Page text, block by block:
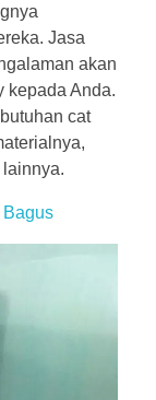
Jasa
akan
kepada Anda.
cat
Bagus